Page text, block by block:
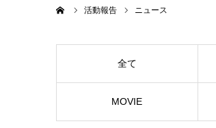
活動報告 ニュース
全て
MOVIE